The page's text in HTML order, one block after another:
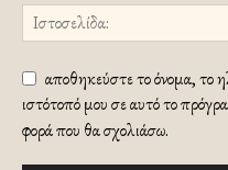
αποθηκεύστε το όνομα, το
ιστότοπό μου σε αυτό το
φορά που θα σχολιάσω.